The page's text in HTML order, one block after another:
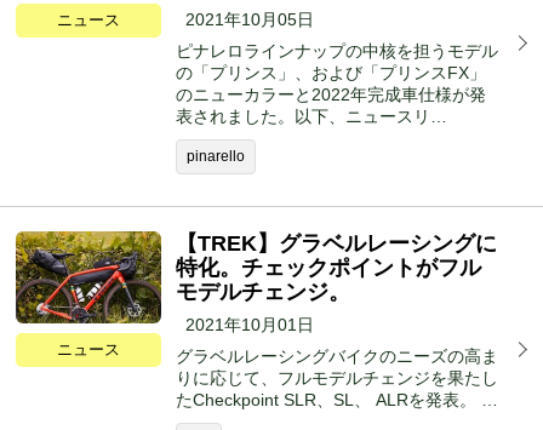
ニュース
2021年10月05日
ピナレロラインナップの中核を担うモデル
の「プリンス」、および「プリンスFX」
のニューカラーと2022年完成車仕様が発
表されました。以下、ニュースリ…
pinarello
ニュース
【TREK】グラベルレーシングに
特化。チェックポイントがフル
モデルチェンジ。
2021年10月01日
グラベルレーシングバイクのニーズの高ま
りに応じて、フルモデルチェンジを果たし
たCheckpoint SLR、SL、 ALRを発表。 …